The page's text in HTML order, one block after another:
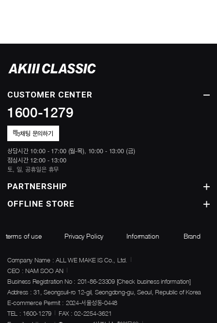
CUSTOMER CENTER
1600-1279
채팅 문의하기
상담시간 10:00 - 17:00 (월-목), 10:00 - 13:00 (금)
점심시간 12:00 - 13:00
토, 일, 공휴일은 휴무
PARTNERSHIP
OFFLINE STORE
terms of use Privacy Policy Information Brand
Company Name : ALL WE MAKE IS Co., Ltd.
CEO : NAM SOO AN
Business Registration No : 201-86-23309 [Check business information]
Address : 31, Seongsuil-ro 12-gil, Seongdong-gu, Seoul, Republic of Korea
E-commerce Permit : 2024-서울성동-0448
TEL : 1600-1279
FAX : 02-2254-3621